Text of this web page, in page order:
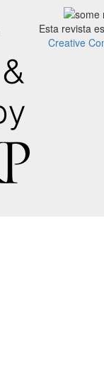
Esta revista
Creative